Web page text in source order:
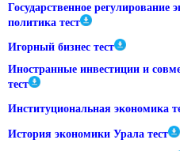
Государственное регулирование
политика тест
Игорный бизнес тест
Иностранные инвестиции и
тест
Институциональная экономика
История экономики Урала тест